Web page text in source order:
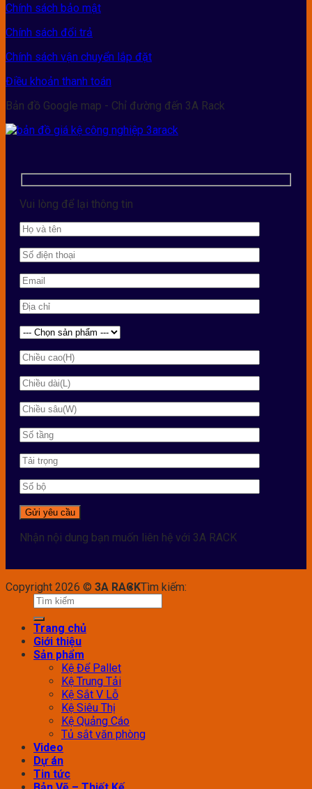
Chính sách bảo mật
Chính sách đổi trả
Chính sách vận chuyển lắp đặt
Điều khoản thanh toán
Bản đồ Google map - Chỉ đường đến 3A Rack
Vui lòng để lại thông tin
Nhận nội dung bạn muốn liên hệ với 3A RACK
Copyright 2026 © 3A RACKTìm kiếm:
Trang chủ
Giới thiệu
Sản phẩm
Kệ Để Pallet
Kệ Trung Tải
Kệ Sắt V Lỗ
Kệ Siêu Thị
Kệ Quảng Cáo
Tủ sắt văn phòng
Video
Dự án
Tin tức